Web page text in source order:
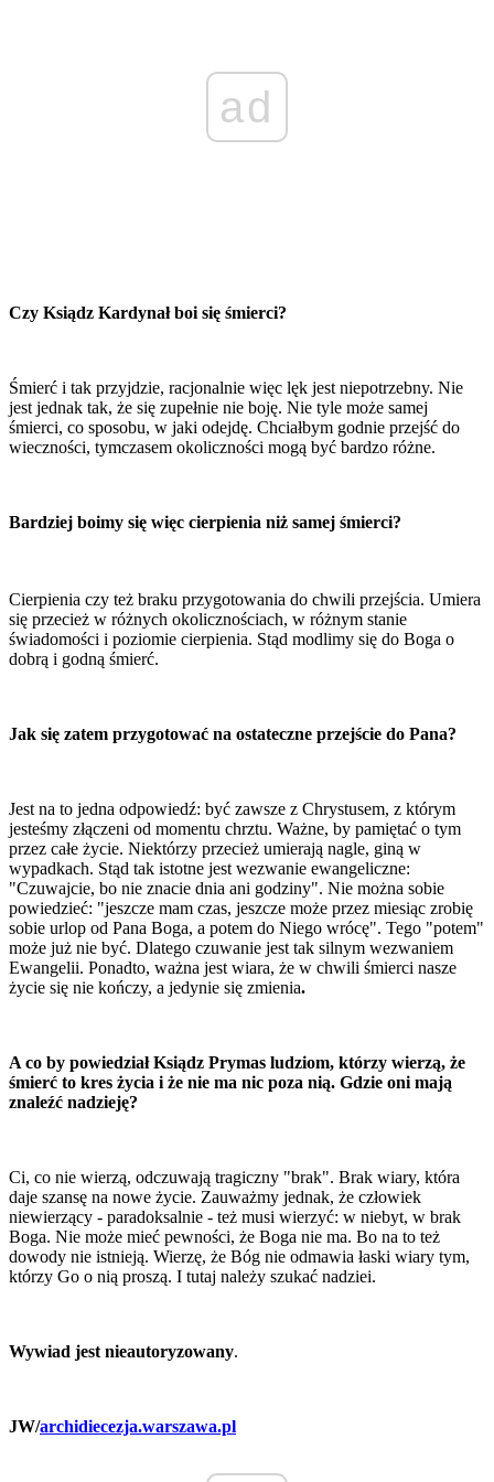
ad
Czy Ksiądz Kardynał boi się śmierci?
Śmierć i tak przyjdzie, racjonalnie więc lęk jest niepotrzebny. Nie
jest jednak tak, że się zupełnie nie boję. Nie tyle może samej
śmierci, co sposobu, w jaki odejdę. Chciałbym godnie przejść do
wieczności, tymczasem okoliczności mogą być bardzo różne.
Bardziej boimy się więc cierpienia niż samej śmierci?
Cierpienia czy też braku przygotowania do chwili przejścia. Umiera
się przecież w różnych okolicznościach, w różnym stanie
świadomości i poziomie cierpienia. Stąd modlimy się do Boga o
dobrą i godną śmierć.
Jak się zatem przygotować na ostateczne przejście do Pana?
Jest na to jedna odpowiedź: być zawsze z Chrystusem, z którym
jesteśmy złączeni od momentu chrztu. Ważne, by pamiętać o tym
przez całe życie. Niektórzy przecież umierają nagle, giną w
wypadkach. Stąd tak istotne jest wezwanie ewangeliczne:
"Czuwajcie, bo nie znacie dnia ani godziny". Nie można sobie
powiedzieć: "jeszcze mam czas, jeszcze może przez miesiąc zrobię
sobie urlop od Pana Boga, a potem do Niego wrócę". Tego "potem"
może już nie być. Dlatego czuwanie jest tak silnym wezwaniem
Ewangelii. Ponadto, ważna jest wiara, że w chwili śmierci nasze
życie się nie kończy, a jedynie się zmienia.
A co by powiedział Ksiądz Prymas ludziom, którzy wierzą, że
śmierć to kres życia i że nie ma nic poza nią. Gdzie oni mają
znaleźć nadzieję?
Ci, co nie wierzą, odczuwają tragiczny "brak". Brak wiary, która
daje szansę na nowe życie. Zauważmy jednak, że człowiek
niewierzący - paradoksalnie - też musi wierzyć: w niebyt, w brak
Boga. Nie może mieć pewności, że Boga nie ma. Bo na to też
dowody nie istnieją. Wierzę, że Bóg nie odmawia łaski wiary tym,
którzy Go o nią proszą. I tutaj należy szukać nadziei.
Wywiad jest nieautoryzowany.
JW/archidiecezja.warszawa.pl